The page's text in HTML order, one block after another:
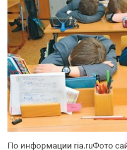
По информации ria.ruФото